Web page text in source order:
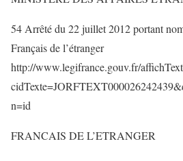
54 Arrêté du 22 juillet 2012 portant
Français de l’étranger
http://www.legifrance.gouv.fr/
n=id
FRANCAIS DE L’ETRANGER